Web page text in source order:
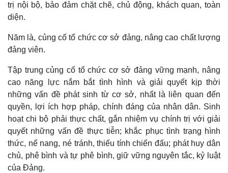
trị nội bộ, bảo đảm chặt chẽ, chủ động, khách quan, toàn
diện.
Năm là, củng cố tổ chức cơ sở đảng, nâng cao chất lượng
đảng viên.
Tập trung củng cố tổ chức cơ sở đảng vững mạnh, nâng
cao năng lực nắm bắt tình hình và giải quyết kịp thời
những vấn đề phát sinh từ cơ sở, nhất là liên quan đến
quyền, lợi ích hợp pháp, chính đáng của nhân dân. Sinh
hoạt chi bộ phải thực chất, gắn nhiệm vụ chính trị với giải
quyết những vấn đề thực tiễn; khắc phục tình trạng hình
thức, nể nang, né tránh, thiếu tính chiến đấu; phát huy dân
chủ, phê bình và tự phê bình, giữ vững nguyên tắc, kỷ luật
của Đảng.